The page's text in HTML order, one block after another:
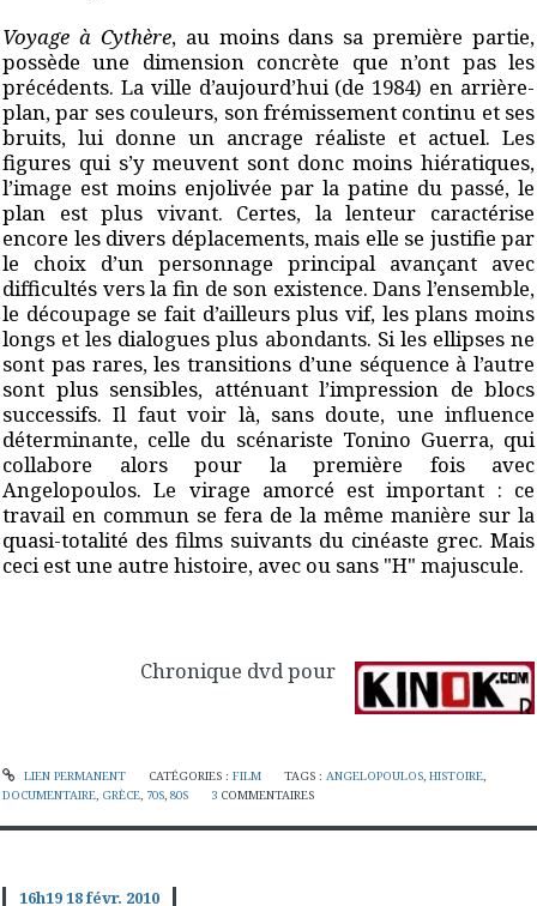
Voyage à Cythère, au moins dans sa première partie,
possède une dimension concrète que n’ont pas les
précédents. La ville d’aujourd’hui (de 1984) en arrière-
plan, par ses couleurs, son frémissement continu et ses
bruits, lui donne un ancrage réaliste et actuel. Les
figures qui s’y meuvent sont donc moins hiératiques,
l’image est moins enjolivée par la patine du passé, le
plan est plus vivant. Certes, la lenteur caractérise
encore les divers déplacements, mais elle se justifie par
le choix d’un personnage principal avançant avec
difficultés vers la fin de son existence. Dans l’ensemble,
le découpage se fait d’ailleurs plus vif, les plans moins
longs et les dialogues plus abondants. Si les ellipses ne
sont pas rares, les transitions d’une séquence à l’autre
sont plus sensibles, atténuant l’impression de blocs
successifs. Il faut voir là, sans doute, une influence
déterminante, celle du scénariste Tonino Guerra, qui
collabore alors pour la première fois avec
Angelopoulos. Le virage amorcé est important : ce
travail en commun se fera de la même manière sur la
quasi-totalité des films suivants du cinéaste grec. Mais
ceci est une autre histoire, avec ou sans "H" majuscule.
Chronique dvd pour
LIEN PERMANENT CATÉGORIES : FILM TAGS :ANGELOPOULOS,HISTOIRE,
DOCUMENTAIRE, GRÈCE, 70S, 80S 3 COMMENTAIRES
16h1918févr. 2010